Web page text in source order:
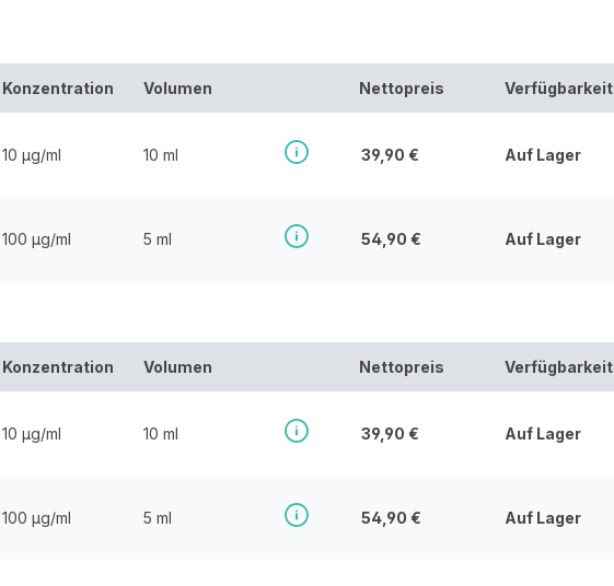
Konzentration Volumen Nettopreis Verfügbarkeit
10 µg/ml 10 ml 39,90 € Auf Lager
100 µg/ml 5 ml 54,90 € Auf Lager
Konzentration Volumen Nettopreis Verfügbarkeit
10 µg/ml 10 ml 39,90 € Auf Lager
100 µg/ml 5 ml 54,90 € Auf Lager